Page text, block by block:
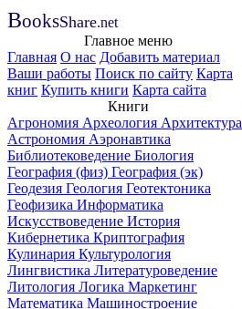
BooksShare.net
Главное меню
Главная О нас Добавить материал
Ваши работы Поиск по сайту Карта
книг Купить книги Карта сайта
Книги
Агрономия Археология Архитектура
Астрономия Аэронавтика
Библиотековедение Биология
География (физ) География (эк)
Геодезия Геология Геотектоника
Геофизика Информатика
Искусствоведение История
Кибернетика Криптография
Кулинария Культурология
Лингвистика Литературоведение
Литология Логика Маркетинг
Математика Машиностроение